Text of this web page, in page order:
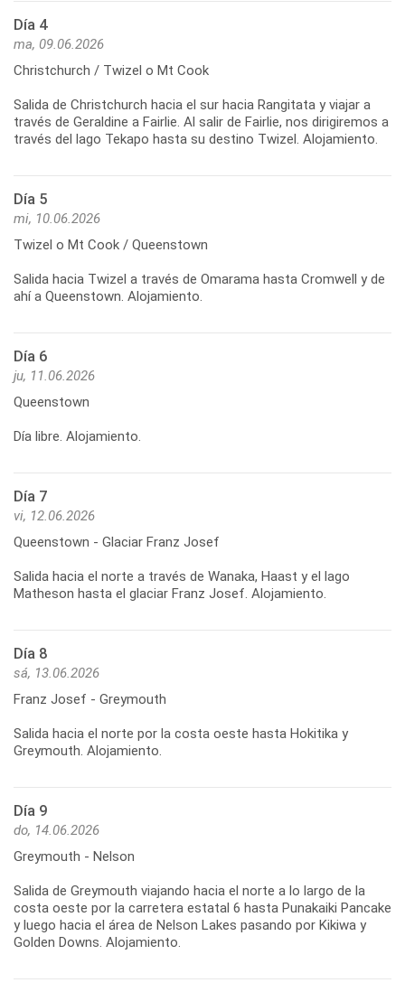
Día 4
ma, 09.06.2026
Christchurch / Twizel o Mt Cook
Salida de Christchurch hacia el sur hacia Rangitata y viajar a
través de Geraldine a Fairlie. Al salir de Fairlie, nos dirigiremos a
Día 5
mi, 10.06.2026
Twizel o Mt Cook / Queenstown
Salida hacia Twizel a través de Omarama hasta Cromwell y de
Día 6
ju, 11.06.2026
Queenstown
Día libre. Alojamiento.
Día 7
vi, 12.06.2026
Queenstown - Glaciar Franz Josef
Salida hacia el norte a través de Wanaka, Haast y el lago
Día 8
sá, 13.06.2026
Franz Josef - Greymouth
Salida hacia el norte por la costa oeste hasta Hokitika y
Día 9
do, 14.06.2026
Greymouth - Nelson
Salida de Greymouth viajando hacia el norte a lo largo de la
costa oeste por la carretera estatal 6 hasta Punakaiki Pancake
y luego hacia el área de Nelson Lakes pasando por Kikiwa y